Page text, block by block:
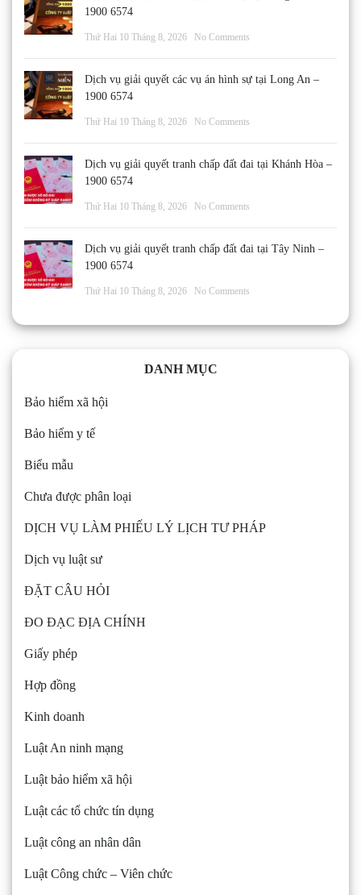
1900 6574
Thứ Hai 10 Tháng 8, 2026 No Comments
Dịch vụ giải quyết các vụ án hình sự tại Long An –
1900 6574
Thứ Hai 10 Tháng 8, 2026 No Comments
Dịch vụ giải quyết tranh chấp đất đai tại Khánh Hòa –
1900 6574
Thứ Hai 10 Tháng 8, 2026 No Comments
Dịch vụ giải quyết tranh chấp đất đai tại Tây Ninh –
1900 6574
Thứ Hai 10 Tháng 8, 2026 No Comments
DANH MỤC
Bảo hiểm xã hội
Bảo hiểm y tế
Biểu mẫu
Chưa được phân loại
DỊCH VỤ LÀM PHIẾU LÝ LỊCH TƯ PHÁP
Dịch vụ luật sư
ĐẶT CÂU HỎI
ĐO ĐẠC ĐỊA CHÍNH
Giấy phép
Hợp đồng
Kinh doanh
Luật An ninh mạng
Luật bảo hiểm xã hội
Luật các tổ chức tín dụng
Luật công an nhân dân
Luật Công chức – Viên chức